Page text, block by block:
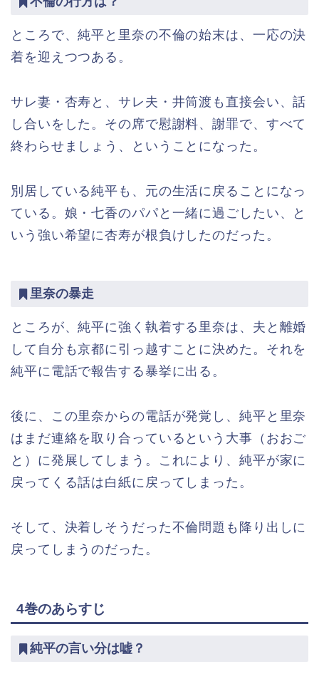
ところで、純平と里奈の不倫の始末は、一応の決
着を迎えつつある。
サレ妻・杏寿と、サレ夫・井筒渡も直接会い、話
し合いをした。その席で慰謝料、謝罪で、すべて
終わらせましょう、ということになった。
別居している純平も、元の生活に戻ることになっ
ている。娘・七香のパパと一緒に過ごしたい、と
いう強い希望に杏寿が根負けしたのだった。
里奈の暴走
ところが、純平に強く執着する里奈は、夫と離婚
して自分も京都に引っ越すことに決めた。それを
純平に電話で報告する暴挙に出る。
後に、この里奈からの電話が発覚し、純平と里奈
はまだ連絡を取り合っているという大事（おおご
と）に発展してしまう。これにより、純平が家に
戻ってくる話は白紙に戻ってしまった。
そして、決着しそうだった不倫問題も降り出しに
戻ってしまうのだった。
4巻のあらすじ
純平の言い分は嘘？